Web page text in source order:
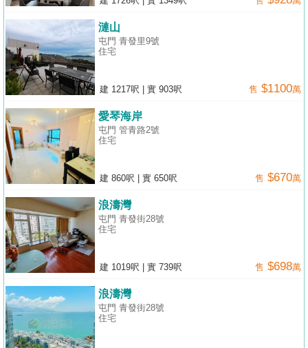
產
新
聞
據
公
佈
置
業
手
冊
關
於
我
們
漣山
屯門 青發里9號
住宅
建 1217呎 實 903呎 售 $1100萬
愛琴海岸
屯門 管青路2號
住宅
建 860呎 實 650呎 售 $670萬
浪濤灣
屯門 青發街28號
住宅
建 1019呎 實 739呎 售 $698萬
浪濤灣
屯門 青發街28號
住宅